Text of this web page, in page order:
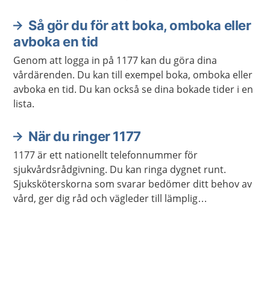
Så gör du för att boka, omboka eller
avboka en tid
Genom att logga in på 1177 kan du göra dina
vårdärenden. Du kan till exempel boka, omboka eller
avboka en tid. Du kan också se dina bokade tider i en
lista.
När du ringer 1177
1177 är ett nationellt telefonnummer för
sjukvårdsrådgivning. Du kan ringa dygnet runt.
Sjuksköterskorna som svarar bedömer ditt behov av
vård, ger dig råd och vägleder till lämplig